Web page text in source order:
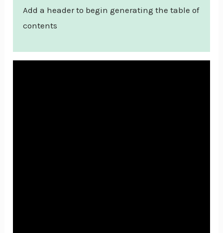
Add a header to begin generating the table of
contents